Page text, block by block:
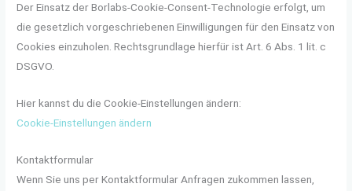
Der Einsatz der Borlabs-Cookie-Consent-Technologie erfolgt, um
die gesetzlich vorgeschriebenen Einwilligungen für den Einsatz von
Cookies einzuholen. Rechtsgrundlage hierfür ist Art. 6 Abs. 1 lit. c
DSGVO.
Hier kannst du die Cookie-Einstellungen ändern:
Cookie-Einstellungen ändern
Kontaktformular
Wenn Sie uns per Kontaktformular Anfragen zukommen lassen,